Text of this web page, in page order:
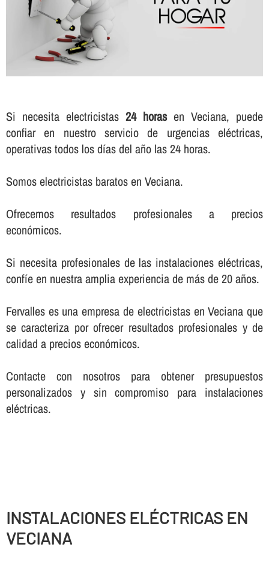
Si necesita electricistas 24 horasen Veciana, puede
confiar en nuestro servicio de urgencias eléctricas,
operativas todos los dí­as del año las 24 horas.
Somos electricistas baratos en Veciana.
Ofrecemos resultados profesionales a precios
económicos.
Si necesita profesionales de las instalaciones eléctricas,
confí­e en nuestra amplia experiencia de más de 20 años.
Fervalles es una empresa de electricistas en Veciana que
se caracteriza por ofrecer resultados profesionales y de
calidad a precios económicos.
Contacte con nosotros para obtener presupuestos
personalizados y sin compromiso para instalaciones
eléctricas.
INSTALACIONES ELÉCTRICAS EN
VECIANA